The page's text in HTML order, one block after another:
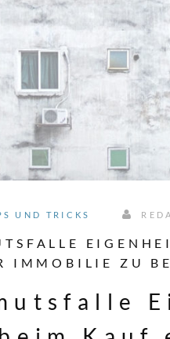
UND TRICKS
IMMOBILIE ZU